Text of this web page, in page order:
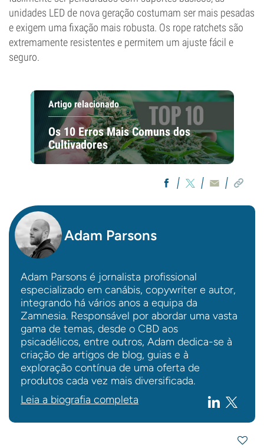
unidades LED de nova geração costumam ser mais pesadas
e exigem uma fixação mais robusta. Os rope ratchets são
extremamente resistentes e permitem um ajuste fácil e
seguro.
Artigo relacionado
Os 10 Erros Mais Comuns dos
Cultivadores
Adam Parsons
Adam Parsons é jornalista profissional
especializado em canábis, copywriter e autor,
integrando há vários anos a equipa da
Zamnesia. Responsável por abordar uma vasta
gama de temas, desde o CBD aos
psicadélicos, entre outros, Adam dedica-se à
criação de artigos de blog, guias e à
exploração contínua de uma oferta de
produtos cada vez mais diversificada.
Leia a biografia completa